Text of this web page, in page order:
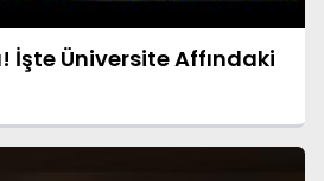
İşte Üniversite Affındaki